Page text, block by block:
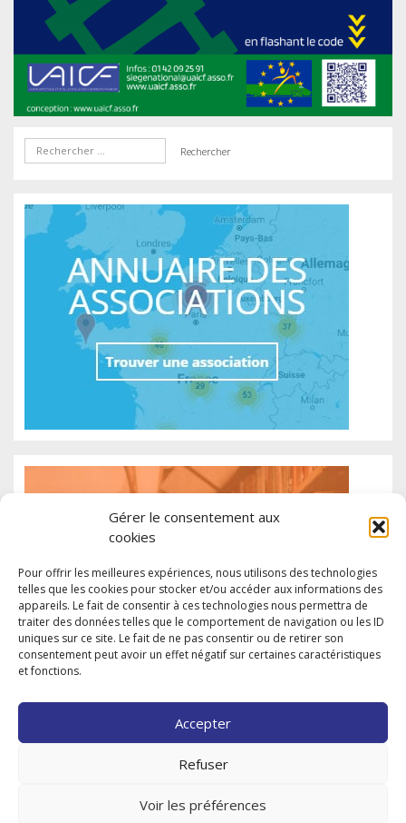
Gérer le consentement aux
cookies
Pour offrir les meilleures expériences, nous utilisons des technologies
telles que les cookies pour stocker et/ou accéder aux informations des
appareils. Le fait de consentir à ces technologies nous permettra de
traiter des données telles que le comportement de navigation ou les ID
uniques sur ce site. Le fait de ne pas consentir ou de retirer son
consentement peut avoir un effet négatif sur certaines caractéristiques
et fonctions.
Accepter
Refuser
Voir les préférences